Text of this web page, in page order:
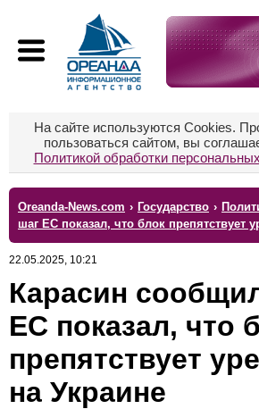
На сайте используются Cookies.
пользоваться сайтом, вы
Политикой обработки
Oreanda-News.com › Государство ›
шаг ЕС показал, что блок препятствует
22.05.2025, 10:21
Карасин
ЕС показал, что
препятствует
на Украине